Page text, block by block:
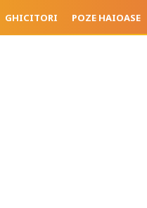
GHICITORI POZE HAIOASE